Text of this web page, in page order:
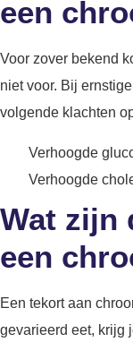
een
Voor zover bekend
niet voor. Bij
volgende klachten
Verhoogde
Verhoogde
Wat zijn
een
Een tekort aan
gevarieerd eet, krijg